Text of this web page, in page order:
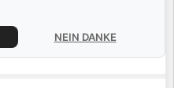
NEIN DANKE